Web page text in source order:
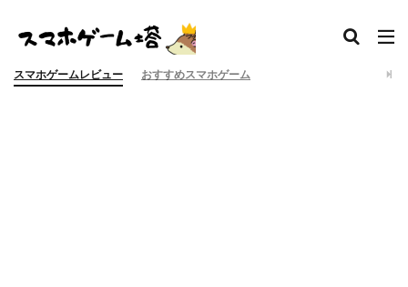
スマホゲームレビュー おすすめスマホゲーム